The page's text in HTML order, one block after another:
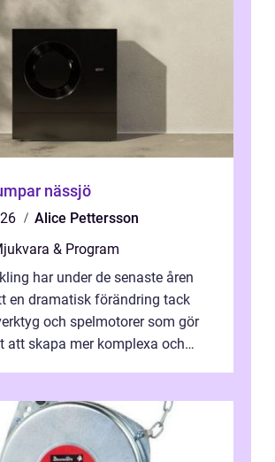
nässjö
Alice Pettersson
& Program
har under de senaste åren
en dramatisk förändring tack
och spelmotorer som gör
att skapa mer komplexa och